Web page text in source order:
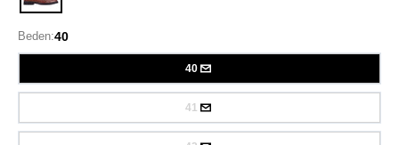
Beden:40
40
41